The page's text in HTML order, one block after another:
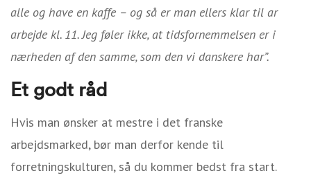
alle og have en kaffe – og så er man ellers klar til ar
arbejde kl. 11. Jeg føler ikke, at tidsfornemmelsen er i
nærheden af den samme, som den vi danskere har”.
Et godt råd
Hvis man ønsker at mestre i det franske
arbejdsmarked, bør man derfor kende til
forretningskulturen, så du kommer bedst fra start.